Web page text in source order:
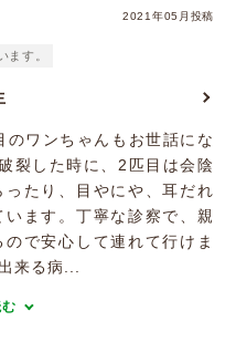
2021年05月投稿
ます。
ワンちゃんもお世話にな
裂した時に、2匹目は会陰
たり、目やにや、耳だれ
ます。丁寧な診察で、親
で安心して連れて行けま
来る病...